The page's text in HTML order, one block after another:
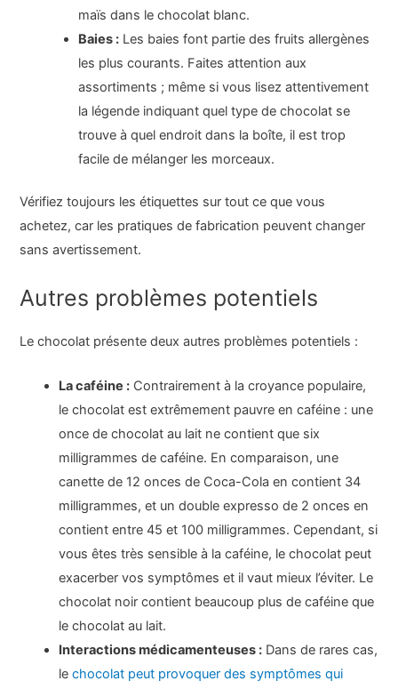
maïs dans le chocolat blanc.
Baies : Les baies font partie des fruits allergènes
les plus courants. Faites attention aux
assortiments ; même si vous lisez attentivement
la légende indiquant quel type de chocolat se
trouve à quel endroit dans la boîte, il est trop
facile de mélanger les morceaux.
Vérifiez toujours les étiquettes sur tout ce que vous
achetez, car les pratiques de fabrication peuvent changer
sans avertissement.
Autres problèmes potentiels
Le chocolat présente deux autres problèmes potentiels :
La caféine : Contrairement à la croyance populaire,
le chocolat est extrêmement pauvre en caféine : une
once de chocolat au lait ne contient que six
milligrammes de caféine. En comparaison, une
canette de 12 onces de Coca-Cola en contient 34
milligrammes, et un double expresso de 2 onces en
contient entre 45 et 100 milligrammes. Cependant, si
vous êtes très sensible à la caféine, le chocolat peut
exacerber vos symptômes et il vaut mieux l’éviter. Le
chocolat noir contient beaucoup plus de caféine que
le chocolat au lait.
Interactions médicamenteuses : Dans de rares cas,
lechocolat peut provoquer des symptômes qui